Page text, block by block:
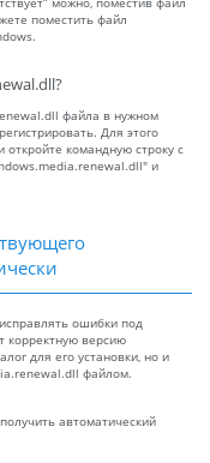
поместить файл
файла в нужном
Для этого
откройте командную строку с
и
ошибки под
корректную версию
для его установки, но и
файлом.
автоматический